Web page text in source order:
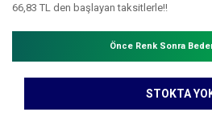
66,83 TL den başlayan taksitlerle!!
Önce Renk Sonra
STOKTA